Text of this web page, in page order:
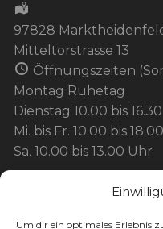
Um dir ein optimales Erlebnis
97828
Mitteltorstrasse 13
Öffnungszeiten
Montag Ruhetag
Dienstag 10.00 bis
Mi. bis Fr. 10.00 bis
Sa. 10.00 bis 13.00 Uhr